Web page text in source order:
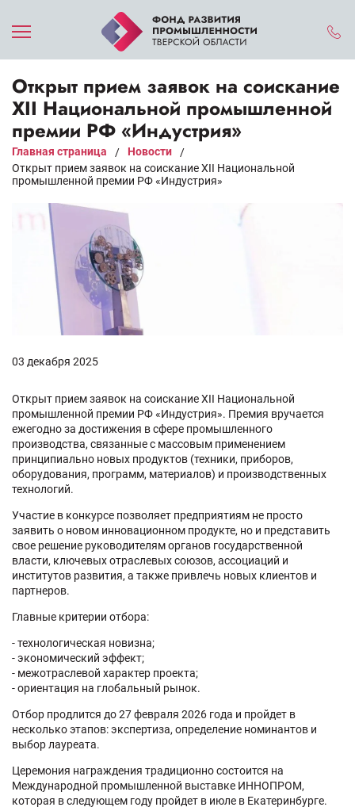
Открыт прием заявок на соискание
XII Национальной промышленной
премии РФ «Индустрия»
Главная страница / Новости
/
Открыт прием заявок на соискание XII Национальной
промышленной премии РФ «Индустрия»
03 декабря 2025
Открыт прием заявок на соискание XII Национальной
промышленной премии РФ «Индустрия». Премия вручается
ежегодно за достижения в сфере промышленного
производства, связанные с массовым применением
принципиально новых продуктов (техники, приборов,
оборудования, программ, материалов) и производственных
технологий.
Участие в конкурсе позволяет предприятиям не просто
заявить о новом инновационном продукте, но и представить
свое решение руководителям органов государственной
власти, ключевых отраслевых союзов, ассоциаций и
институтов развития, а также привлечь новых клиентов и
партнеров.
Главные критерии отбора:
- технологическая новизна;
- экономический эффект;
- межотраслевой характер проекта;
- ориентация на глобальный рынок.
Отбор продлится до 27 февраля 2026 года и пройдет в
несколько этапов: экспертиза, определение номинантов и
выбор лауреата.
Церемония награждения традиционно состоится на
Международной промышленной выставке ИННОПРОМ,
которая в следующем году пройдет в июле в Екатеринбурге.